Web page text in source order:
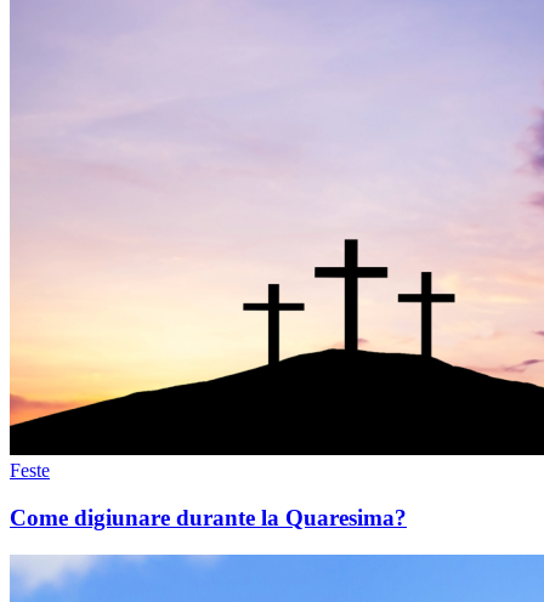
Feste
Come digiunare durante la Quaresima?